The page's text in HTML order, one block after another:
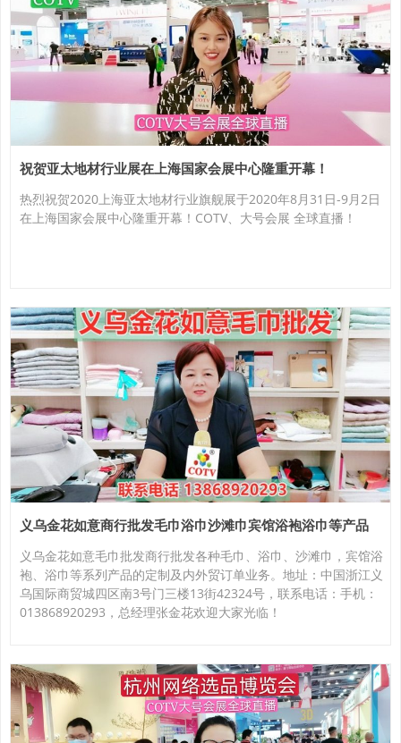
祝贺亚太地材行业展在上海国家会展中心隆重开幕！
热烈祝贺2020上海亚太地材行业旗舰展于2020年8月31日-9月2日
在上海国家会展中心隆重开幕！COTV、大号会展 全球直播！
义乌金花如意商行批发毛巾浴巾沙滩巾宾馆浴袍浴巾等产品
义乌金花如意毛巾批发商行批发各种毛巾、浴巾、沙滩巾，宾馆浴
袍、浴巾等系列产品的定制及内外贸订单业务。地址：中国浙江义
乌国际商贸城四区南3号门三楼13街42324号，联系电话：手机：
013868920293，总经理张金花欢迎大家光临！